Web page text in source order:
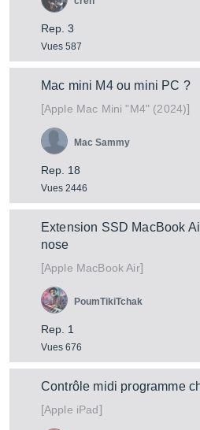
Rep. 3
Vues 587
Mac mini M4 ou mini PC ?
[Apple Mac Mini "M4" (2024)]
Rep. 18
Vues 2446
Mac Sammy
Extension SSD MacBook
nose
[Apple MacBook Air]
Rep. 1
Vues 676
PoumTikiTchak
Contrôle midi programme
[Apple iPad]